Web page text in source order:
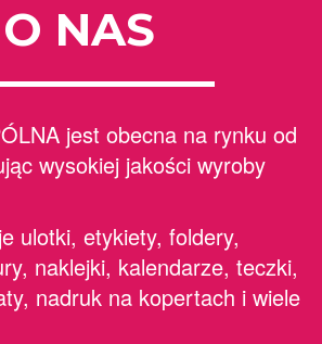
O NAS
jest obecna na rynku od
wysokiej jakości wyroby
ulotki, etykiety, foldery,
naklejki, kalendarze, teczki,
nadruk na kopertach i wiele